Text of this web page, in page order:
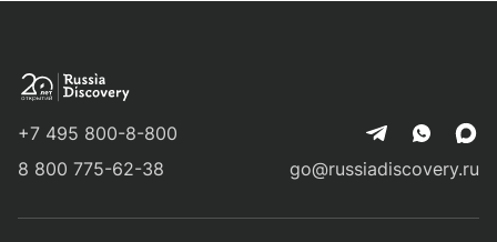
+7 495 800-8-800
8 800 775-62-38
go@russiadiscovery.ru